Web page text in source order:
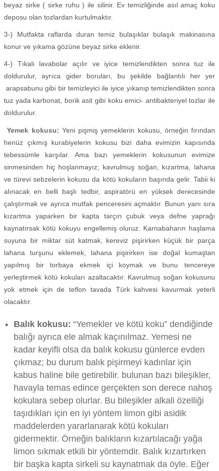
beyaz sirke ( sirke ruhu ) ile silinir. Ev temizliğinde asıl amaç koku
deposu olan tozlardan kurtulmaktır.
3-) Mutfakta raflarda duran temiz bulaşıklar bulaşık makinasına
konur ve yıkama gözüne beyaz sirke eklenir.
4-) Tıkalı lavabolar açılır ve iyice temizlendikten sonra tuz ile
doldurulur, ayrıca gider boruları, bu şekilde bağlantılı her yer
arapsabunu gibi bir temizleyici ile iyice yıkanıp temizlendikten sonra
tuz yada karbonat, borik asit gibi koku emici- antibakteriyel tozlar ile
doldurulur.
Yemek kokusu: Yeni pişmiş yemeklerin kokusu, örneğin fırından
henüz çıkmış kurabiyelerin kokusu bizi daha evimizin kapısında
tebessümle karşılar. Ama bazı yemeklerin kokusunun evimize
sinmesinden hiç hoşlanmayız; kavrulmuş soğan, kızartma, lahana
ve türevi sebzelerin kokusu da kötü kokuların başında gelir. Tabii ki
alınacak en belli başlı tedbir, aspiratörü en yüksek derecesinde
çalıştırmak ve ayrıca mutfak penceresini açmaktır. Bunun yanı sıra
kızartma yaparken bir kapta tarçın çubuk veya defne yaprağı
kaynatırsak kötü kokuyu engellemiş oluruz. Karnabaharın haşlama
suyuna bir miktar süt katmak, kereviz pişirirken küçük bir parça
lahana turşunu eklemek, lahana pişirirken ise doğal kumaştan
yapılmış bir torbaya ekmek içi koymak ve bunu tencereye
yerleştirmek kötü kokuları azaltacaktır. Kavrulmuş soğan kokusunu
yok etmek için de teflon tavada Türk kahvesi kavurmak yeterli
olacaktır.
Balık kokusu: “Yemekler ve kötü koku” dendiğinde
balığı ayrıca ele almak kaçınılmaz. Yemesi ne
kadar keyifli olsa da balık kokusu günlerce evden
çıkmaz; bu durum balık pişirmeyi kadınlar için
kabus haline bile getirebilir. bulunan bazı bileşikler,
havayla temas edince gerçekten son derece nahoş
kokulara sebep olurlar. Bu bileşikler alkali özelliği
taşıdıkları için en iyi yöntem limon gibi asidik
maddelerden yararlanarak kötü kokuları
gidermektir. Örneğin balıkların kızartılacağı yağa
limon sıkmak etkili bir yöntemdir. Balık kızartırken
bir başka kapta sirkeli su kaynatmak da öyle. Eğer